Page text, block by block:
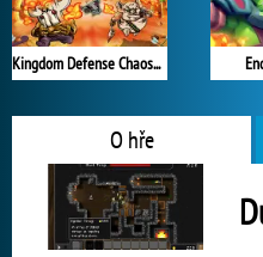
Kingdom Defense Chaos Time
O hře